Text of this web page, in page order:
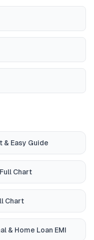
& Easy Guide
Chart
Chart
& Home Loan EMI